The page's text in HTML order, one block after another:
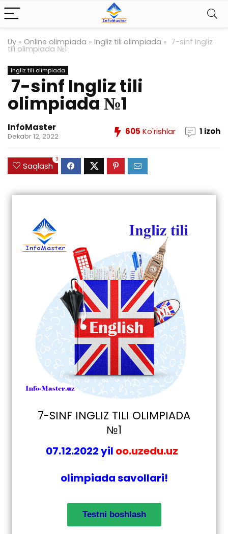
Uy » Online olimpiada » Ingliz tili olimpiada » 7-sinf Ingliz
tili olimpiada №1
Ingliz tili olimpiada
7-sinf Ingliz tili
olimpiada №1
InfoMaster
Dekabr 12, 2022 605 Ko'rishlar 1 izoh
Saqlash
3
7-SINF INGLIZ TILI OLIMPIADA
№1
07.12.2022 yil oo.uzedu.uz
olimpiada savollari!